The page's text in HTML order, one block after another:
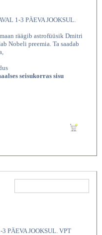
1-3 PÄEVA JOOKSUL.
räägib astrofüüsik Dmitri
Nobeli preemia. Ta saadab
seisukorras sisu
PÄEVA JOOKSUL. VPT